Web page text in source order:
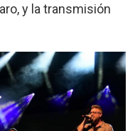
y la transmisión